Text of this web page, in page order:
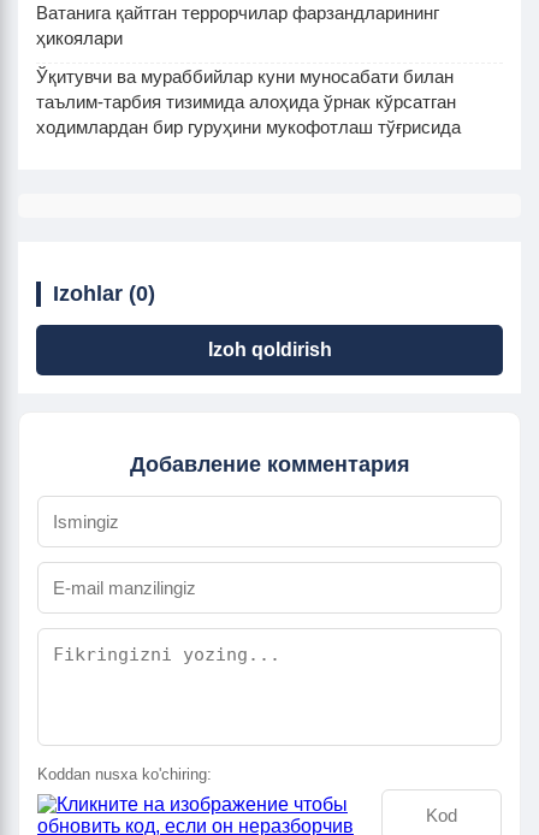
Ватанига қайтган террорчилар фарзандларининг
ҳикоялари
Ўқитувчи ва мураббийлар куни муносабати билан
таълим-тарбия тизимида алоҳида ўрнак кўрсатган
ходимлардан бир гуруҳини мукофотлаш тўғрисида
Izohlar (0)
Izoh qoldirish
Добавление комментария
Koddan nusxa ko'chiring: